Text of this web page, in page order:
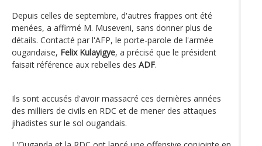
Depuis celles de septembre, d'autres frappes ont été
menées, a affirmé M. Museveni, sans donner plus de
détails. Contacté par l'AFP, le porte-parole de l'armée
ougandaise, Felix Kulayigye, a précisé que le président
faisait référence aux rebelles des ADF.
Ils sont accusés d'avoir massacré ces dernières années
des milliers de civils en RDC et de mener des attaques
jihadistes sur le sol ougandais.